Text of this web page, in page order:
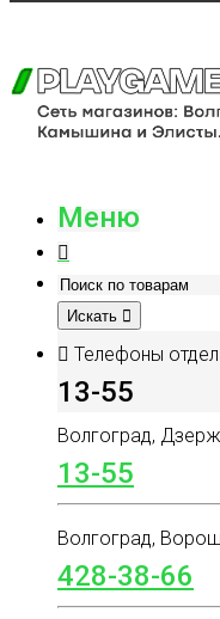
Меню
Искать
Телефоны
13-55
Волгоград,
13-55
Волгоград,
428-38-66